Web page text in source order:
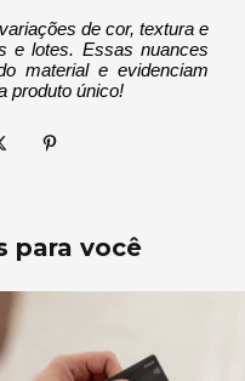
de cor, textura e
e lotes. Essas nuances
material e evidenciam
produto único!
para você